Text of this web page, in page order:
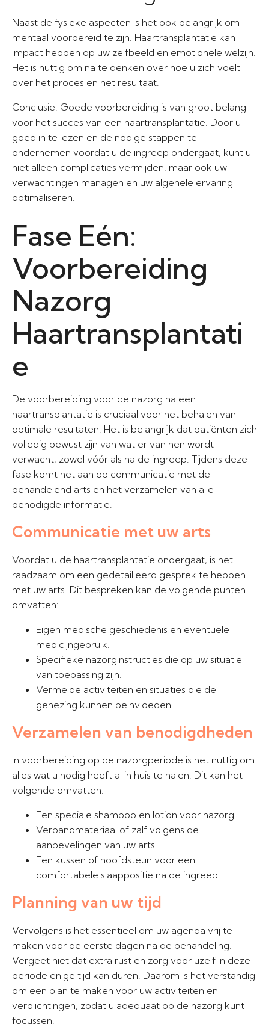
Naast de fysieke aspecten is het ook belangrijk om
mentaal voorbereid te zijn. Haartransplantatie kan
impact hebben op uw zelfbeeld en emotionele welzijn.
Het is nuttig om na te denken over hoe u zich voelt
over het proces en het resultaat.
Conclusie: Goede voorbereiding is van groot belang
voor het succes van een haartransplantatie. Door u
goed in te lezen en de nodige stappen te
ondernemen voordat u de ingreep ondergaat, kunt u
niet alleen complicaties vermijden, maar ook uw
verwachtingen managen en uw algehele ervaring
optimaliseren.
Fase Eén:
Voorbereiding
Nazorg
Haartransplantati
e
De voorbereiding voor de nazorg na een
haartransplantatie is cruciaal voor het behalen van
optimale resultaten. Het is belangrijk dat patiënten zich
volledig bewust zijn van wat er van hen wordt
verwacht, zowel vóór als na de ingreep. Tijdens deze
fase komt het aan op communicatie met de
behandelend arts en het verzamelen van alle
benodigde informatie.
Communicatie met uw arts
Voordat u de haartransplantatie ondergaat, is het
raadzaam om een gedetailleerd gesprek te hebben
met uw arts. Dit bespreken kan de volgende punten
omvatten:
Eigen medische geschiedenis en eventuele
medicijngebruik.
Specifieke nazorginstructies die op uw situatie
van toepassing zijn.
Vermeide activiteiten en situaties die de
genezing kunnen beïnvloeden.
Verzamelen van benodigdheden
In voorbereiding op de nazorgperiode is het nuttig om
alles wat u nodig heeft al in huis te halen. Dit kan het
volgende omvatten:
Een speciale shampoo en lotion voor nazorg.
Verbandmateriaal of zalf volgens de
aanbevelingen van uw arts.
Een kussen of hoofdsteun voor een
comfortabele slaappositie na de ingreep.
Planning van uw tijd
Vervolgens is het essentieel om uw agenda vrij te
maken voor de eerste dagen na de behandeling.
Vergeet niet dat extra rust en zorg voor uzelf in deze
periode enige tijd kan duren. Daarom is het verstandig
om een plan te maken voor uw activiteiten en
verplichtingen, zodat u adequaat op de nazorg kunt
focussen.